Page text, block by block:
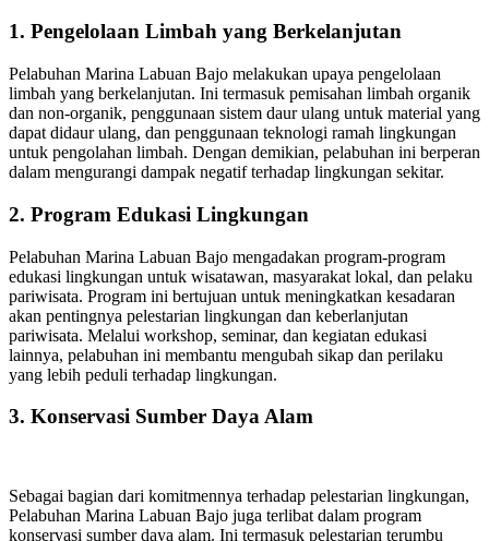
1. Pengelolaan Limbah yang Berkelanjutan
Pelabuhan Marina Labuan Bajo melakukan upaya pengelolaan
limbah yang berkelanjutan. Ini termasuk pemisahan limbah organik
dan non-organik, penggunaan sistem daur ulang untuk material yang
dapat didaur ulang, dan penggunaan teknologi ramah lingkungan
untuk pengolahan limbah. Dengan demikian, pelabuhan ini berperan
dalam mengurangi dampak negatif terhadap lingkungan sekitar.
2. Program Edukasi Lingkungan
Pelabuhan Marina Labuan Bajo mengadakan program-program
edukasi lingkungan untuk wisatawan, masyarakat lokal, dan pelaku
pariwisata. Program ini bertujuan untuk meningkatkan kesadaran
akan pentingnya pelestarian lingkungan dan keberlanjutan
pariwisata. Melalui workshop, seminar, dan kegiatan edukasi
lainnya, pelabuhan ini membantu mengubah sikap dan perilaku
yang lebih peduli terhadap lingkungan.
3. Konservasi Sumber Daya Alam
Sebagai bagian dari komitmennya terhadap pelestarian lingkungan,
Pelabuhan Marina Labuan Bajo juga terlibat dalam program
konservasi sumber daya alam. Ini termasuk pelestarian terumbu